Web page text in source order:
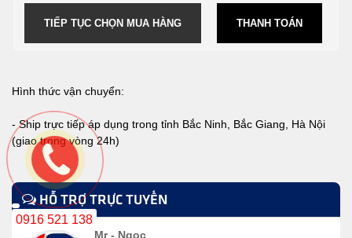
THANH TOÁN
TIẾP TỤC CHỌN MUA HÀNG
Hình thức vận chuyển:
- Ship trực tiếp áp dụng trong tỉnh Bắc Ninh, Bắc Giang, Hà Nội
(giao trong vòng 24h)
HỖ TRỢ TRỰC TUYẾN
Mr - Ngọc
0916 521 138